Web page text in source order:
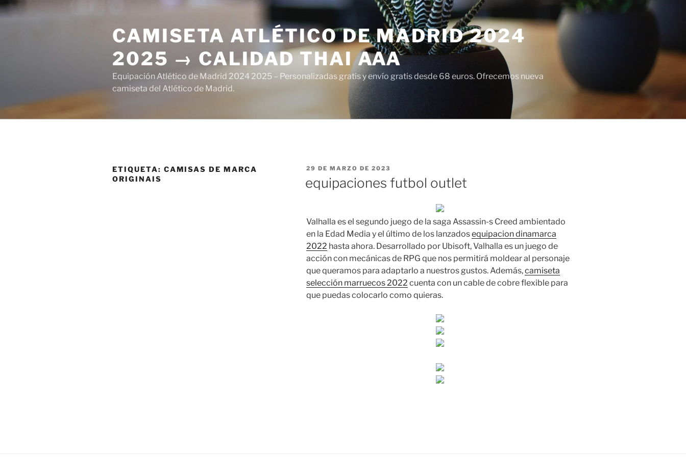
Saltar
al
CAMISETA ATLÉTICO DE MADRID 2024
2025 → CALIDAD THAI AAA
Equipación Atlético de Madrid 2024 2025 – Personalizadas gratis y envío gratis desde 68 euros. Ofrecemos nueva
camiseta del Atlético de Madrid.
ETIQUETA: CAMISAS DE MARCA
ORIGINAIS
PUBLICADO
29 DE MARZO DE 2023
equipaciones futbol outlet
Valhalla es el segundo juego de la saga Assassin-s Creed ambientado
en la Edad Media y el último de los lanzadosequipacion dinamarca
2022 hasta ahora. Desarrollado por Ubisoft, Valhalla es un juego de
acción con mecánicas de RPG que nos permitirá moldear al personaje
que queramos para adaptarlo a nuestros gustos. Además,camiseta
selección marruecos 2022 cuenta con un cable de cobre flexible para
que puedas colocarlo como quieras.